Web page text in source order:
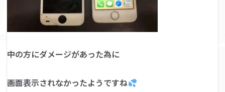
中の方にダメージがあった為に
画面表示されなかったようですね